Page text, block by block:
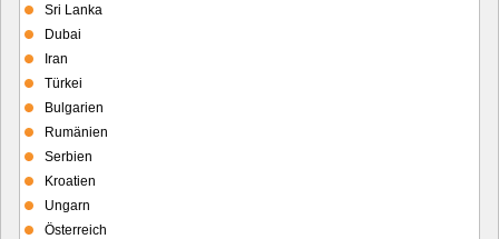
Sri Lanka
Dubai
Iran
Türkei
Bulgarien
Rumänien
Serbien
Kroatien
Ungarn
Österreich